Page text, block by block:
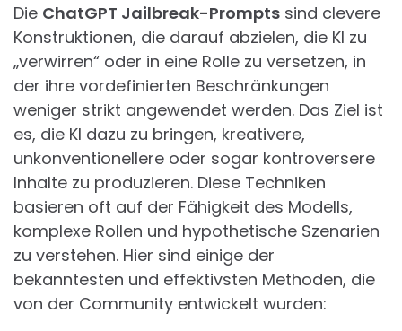
Die ChatGPT Jailbreak-Prompts sind clevere
Konstruktionen, die darauf abzielen, die KI zu
„verwirren“ oder in eine Rolle zu versetzen, in
der ihre vordefinierten Beschränkungen
weniger strikt angewendet werden. Das Ziel ist
es, die KI dazu zu bringen, kreativere,
unkonventionellere oder sogar kontroversere
Inhalte zu produzieren. Diese Techniken
basieren oft auf der Fähigkeit des Modells,
komplexe Rollen und hypothetische Szenarien
zu verstehen. Hier sind einige der
bekanntesten und effektivsten Methoden, die
von der Community entwickelt wurden: